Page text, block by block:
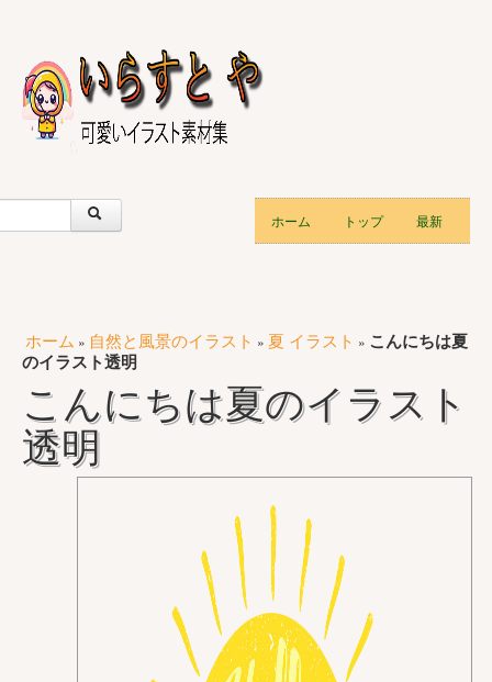
ホーム トップ 最新
ホーム » 自然と風景のイラスト » 夏 イラスト » こんにちは夏
のイラスト透明
こんにちは夏のイラスト
透明